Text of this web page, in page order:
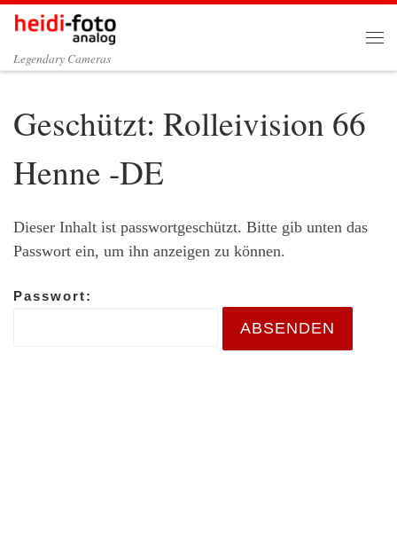
Zum Inhalt springen
Legendary Cameras
Geschützt: Rolleivision 66
Henne -DE
Dieser Inhalt ist passwortgeschützt. Bitte gib unten das
Passwort ein, um ihn anzeigen zu können.
Passwort: